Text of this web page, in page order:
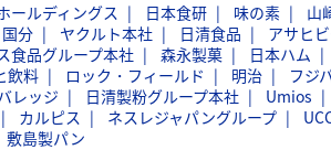
ールディングス 日本食研 味の素 山
国分 ヤクルト本社 日清食品 アサヒ
食品グループ本社 森永製菓 日本ハム
飲料 ロック・フィールド 明治 フジ
レッジ 日清製粉グループ本社 Umios
カルピス ネスレジャパングループ
敷島製パン